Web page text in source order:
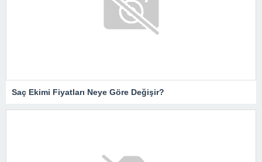
Saç Ekimi Fiyatları Neye Göre Değişir?